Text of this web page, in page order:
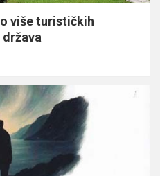
više turističkih